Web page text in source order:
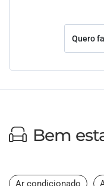
Quero
Bem
Ar condicionado